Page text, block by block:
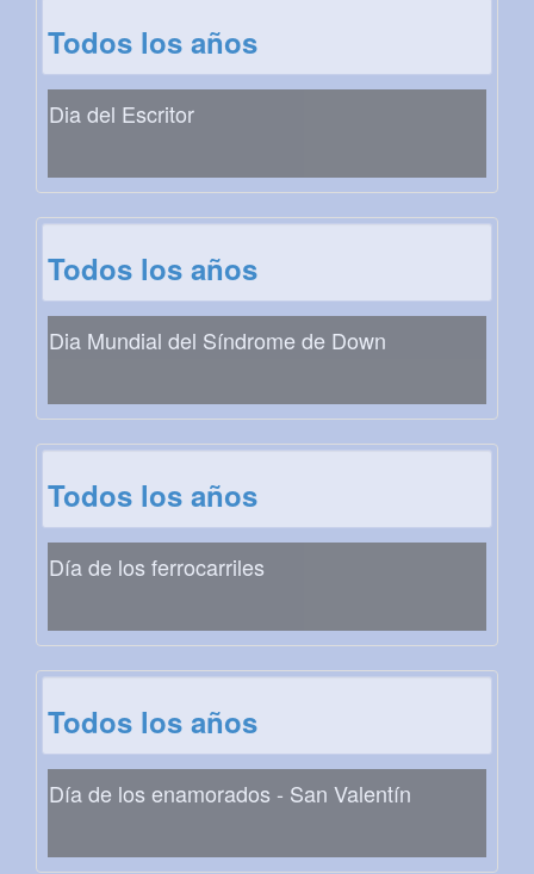
Todos los años
Dia del Escritor
Todos los años
Dia Mundial del Síndrome de Down
Todos los años
Día de los ferrocarriles
Todos los años
Día de los enamorados - San Valentín